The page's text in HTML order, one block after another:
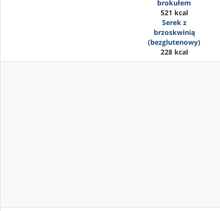
brokułem
521 kcal
Serek z
brzoskwinią
(bezglutenowy)
228 kcal